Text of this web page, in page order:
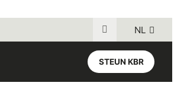
Search for: NL
STEUN KBR